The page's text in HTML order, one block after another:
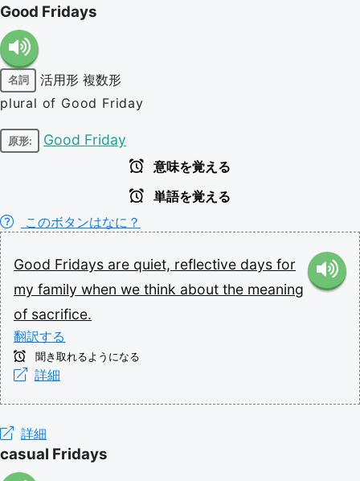
Good Fridays
名詞 活用形 複数形
plural of Good Friday
原形: Good Friday
意味を覚える
単語を覚える
このボタンはなに？
Good Fridays are quiet, reflective days for
my family when we think about the meaning
of sacrifice.
翻訳する
聞き取れるようになる
詳細
詳細
casual Fridays